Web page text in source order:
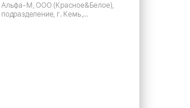
Альфа-М, ООО (Красное&Белое),
подразделение, г. Кемь,